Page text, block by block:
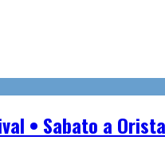
• Sabato a